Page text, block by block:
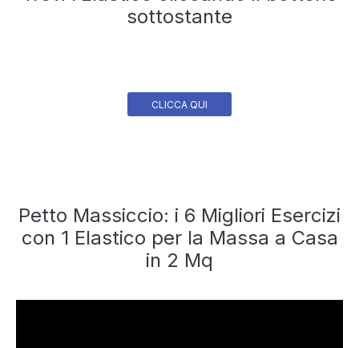
sottostante
CLICCA QUI
Petto Massiccio: i 6 Migliori Esercizi
con 1 Elastico per la Massa a Casa
in 2 Mq